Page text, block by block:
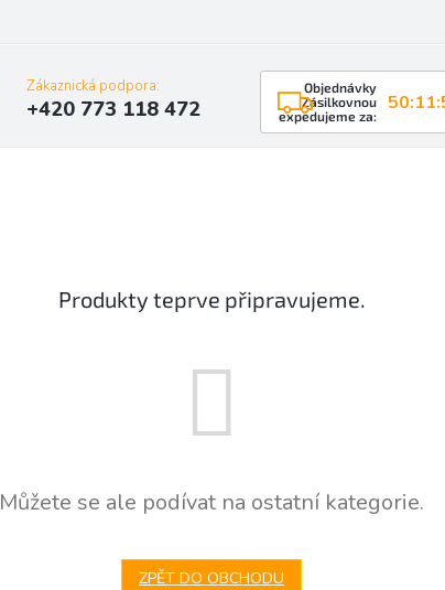
Zákaznická podpora:
+420 773 118 472
Objednávky
Zásilkovnou
expedujeme za:
Produkty teprve připravujeme.
Můžete se ale podívat na ostatní kategorie.
ZPĚT DO OBCHODU